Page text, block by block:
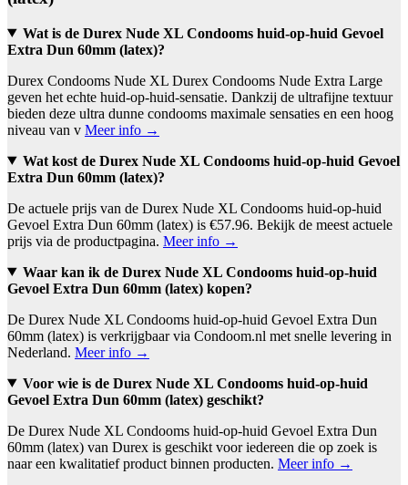
Wat is de Durex Nude XL Condooms huid-op-huid Gevoel
Extra Dun 60mm (latex)?
Durex Condooms Nude XL Durex Condooms Nude Extra Large
geven het echte huid-op-huid-sensatie. Dankzij de ultrafijne textuur
bieden deze ultra dunne condooms maximale sensaties en een hoog
niveau van v Meer info →
Wat kost de Durex Nude XL Condooms huid-op-huid Gevoel
Extra Dun 60mm (latex)?
De actuele prijs van de Durex Nude XL Condooms huid-op-huid
Gevoel Extra Dun 60mm (latex) is €57.96. Bekijk de meest actuele
prijs via de productpagina. Meer info →
Waar kan ik de Durex Nude XL Condooms huid-op-huid
Gevoel Extra Dun 60mm (latex) kopen?
De Durex Nude XL Condooms huid-op-huid Gevoel Extra Dun
60mm (latex) is verkrijgbaar via Condoom.nl met snelle levering in
Nederland. Meer info →
Voor wie is de Durex Nude XL Condooms huid-op-huid
Gevoel Extra Dun 60mm (latex) geschikt?
De Durex Nude XL Condooms huid-op-huid Gevoel Extra Dun
60mm (latex) van Durex is geschikt voor iedereen die op zoek is
naar een kwalitatief product binnen producten. Meer info →